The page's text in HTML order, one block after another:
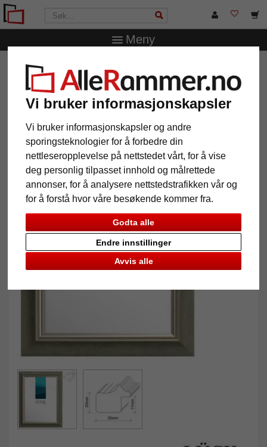
Vi bruker informasjonskapsler
Vi bruker informasjonskapsler og andre
sporingsteknologier for å forbedre din
nettleseropplevelse på nettstedet vårt, for å vise
deg personlig tilpasset innhold og målrettede
annonser, for å analysere nettstedstrafikken vår og
for å forstå hvor våre besøkende kommer fra.
Godta alle
Avvis alle
Endre innstillinger
Meny
AlleRammer.no
Kunststofframme Pfaffenhofen
Kunststofframme Pfaffenhofen
Tilbake